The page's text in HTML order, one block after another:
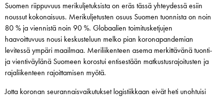
Suomen riippuvuus merikuljetuksista on eräs tässä yhteydessä esiin
noussut kokonaisuus. Merikuljetusten osuus Suomen tuonnista on noin
80 % ja viennistä noin 90 %. Globaalien toimitusketjujen
haavoittuvuus nousi keskusteluun melko pian koronapandemian
levitessä ympäri maailmaa. Meriliikenteen asema merkittävänä tuonti-
ja vientiväylänä Suomeen korostui entisestään matkustusrajoitusten ja
rajaliikenteen rajoittamisen myötä.
Jotta koronan seurannaisvaikutukset logistiikkaan eivät heti unohtuisi